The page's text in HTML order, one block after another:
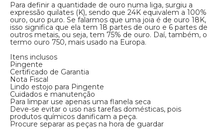
Para definir a quantidade de ouro numa liga, surgiu a
expressão quilates (K), sendo que 24K equivalem a 100%
ouro, ouro puro. Se falarmos que uma joia é de ouro 18K,
isso significa que ela tem 18 partes de ouro e 6 partes de
outros metais, ou seja, tem 75% de ouro. Daí, também, o
termo ouro 750, mais usado na Europa.
Itens inclusos
Pingente
Certificado de Garantia
Nota Fiscal
Lindo estojo para Pingente
Cuidados e manutenção
Para limpar use apenas uma flanela seca
Deve-se evitar o uso nas tarefas domésticas, pois
produtos químicos danificam a peça.
Procure separar as peças na hora de guardar